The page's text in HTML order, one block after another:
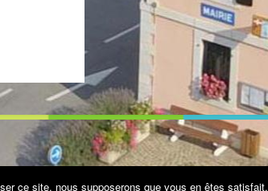
ce site, nous supposerons que vous en êtes satisfait.